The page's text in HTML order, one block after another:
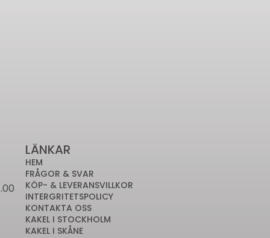
LÄNKAR
HEM
FRÅGOR & SVAR
KÖP- & LEVERANSVILLKOR
INTERGRITETSPOLICY
KONTAKTA OSS
KAKEL I STOCKHOLM
KAKEL I SKÅNE